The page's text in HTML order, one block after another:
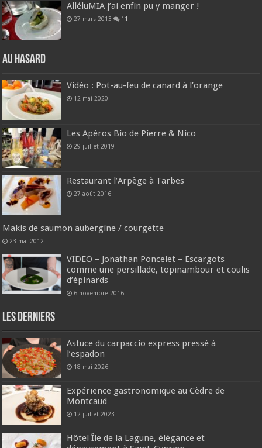
AlléluMIA j’ai enfin pu y manger !
27 mars 2013 11
Au hasard
Vidéo : Pot-au-feu de canard à l’orange
12 mai 2020
Les Apéros Bio de Pierre & Nico
29 juillet 2019
Restaurant l’Arpège à Tarbes
27 août 2016
Makis de saumon aubergine / courgette
23 mai 2012
VIDEO – Jonathan Poncelet – Escargots
comme une persillade, topinambour et coulis
d’épinards
6 novembre 2016
Les derniers
Astuce du carpaccio express pressé à
l’espadon
18 mai 2026
Expérience gastronomique au Cèdre de
Montcaud
12 juillet 2023
Hôtel Île de la Lagune, élégance et